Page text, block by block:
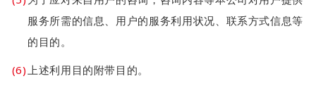
服务所需的信息、用户的服务利用状况、联系方式信息等
的目的。
上述利用目的附带目的。